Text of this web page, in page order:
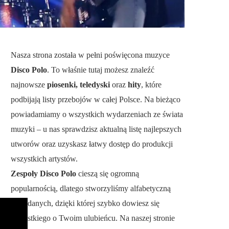
Nasza strona została w pełni poświęcona muzyce
Disco Polo. To właśnie tutaj możesz znaleźć
najnowsze piosenki, teledyski oraz hity, które
podbijają listy przebojów w całej Polsce. Na bieżąco
powiadamiamy o wszystkich wydarzeniach ze świata
muzyki – u nas sprawdzisz aktualną listę najlepszych
utworów oraz uzyskasz łatwy dostęp do produkcji
wszystkich artystów.
Zespoły Disco Polo cieszą się ogromną
popularnością, dlatego stworzyliśmy alfabetyczną
bazę danych, dzięki której szybko dowiesz się
wszystkiego o Twoim ulubieńcu. Na naszej stronie